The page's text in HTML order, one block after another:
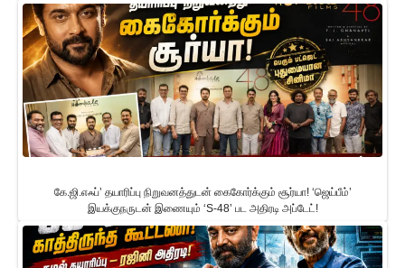
கே.ஜி.எஃப்’ தயாரிப்பு நிறுவனத்துடன் கைகோர்க்கும் சூர்யா! ‘ஜெய்பீம்’
இயக்குநருடன் இணையும் ‘S-48’ பட அதிரடி அப்டேட்!